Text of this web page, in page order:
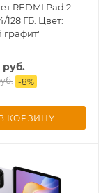
REDMI Pad 2
128 ГБ. Цвет:
графит"
руб.
-8%
КОРЗИНУ